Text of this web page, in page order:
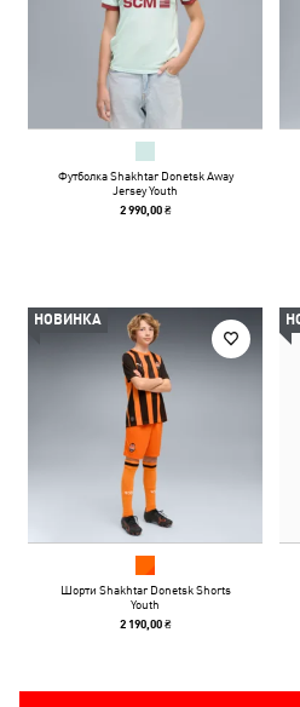
Футболка Shakhtar Donetsk Away
Jersey Youth
2 990,00 ₴
НОВИНКА
Шорти Shakhtar Donetsk Shorts
Youth
2 190,00 ₴